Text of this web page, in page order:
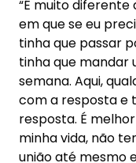
“É muito
em que se eu
tinha que passar
tinha que mandar
semana. Aqui,
com a resposta e
resposta. É
minha vida, não
união até mesmo